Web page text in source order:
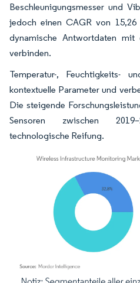
Beschleunigungsmesser und
jedoch einen CAGR von
dynamische Antwortdaten mit
verbinden.
Temperatur-, Feuchtigkeits-
kontextuelle Parameter und
Die steigende
Sensoren zwischen
technologische Reifung.